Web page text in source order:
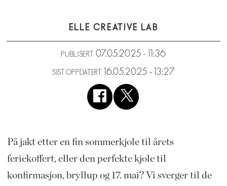
ELLE CREATIVE LAB
PUBLISERT 07.05.2025 - 11:36
SIST OPPDATERT 16.05.2025 - 13:27
På jakt etter en fin sommerkjole til årets
feriekoffert, eller den perfekte kjole til
konfirmasjon, bryllup og 17. mai? Vi sverger til de